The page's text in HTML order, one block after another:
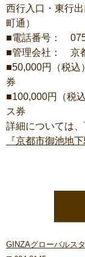
西行入口・東行
町通）
■電話番号：
■管理会社： 京
■50,000円（税込
券
■100,000円（税
ス券
詳細については
『京都市御池地
GINZAグローバルス